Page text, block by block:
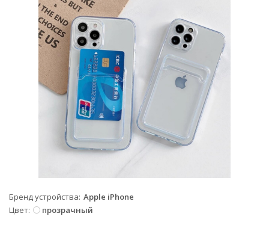
Бренд устройства Apple iPhone
Цвет
прозрачный